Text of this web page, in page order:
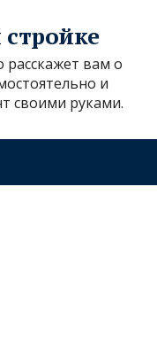
расскажет вам о
и
своими руками.